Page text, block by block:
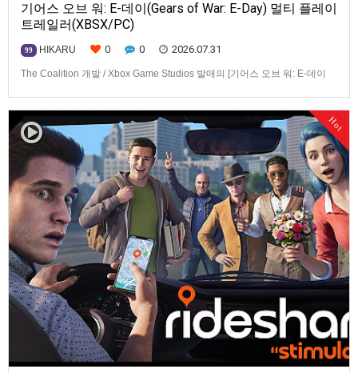
기어스 오브 워: E-데이(Gears of War: E-Day) 멀티 플레이
트레일러(XBSX/PC)
99 HIKARU 0 0 2026.07.31
The Coalition 개발 / Xbox Game Studios 발매의 [기어스 오브 워: E-데이
Hot